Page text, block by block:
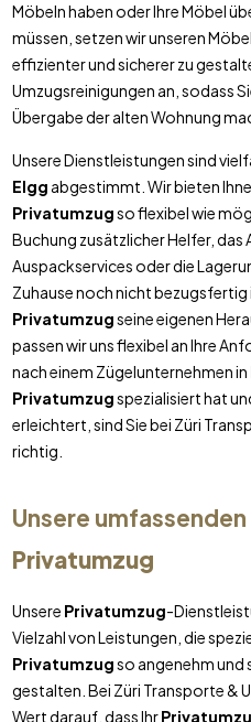
Möbeln haben oder Ihre Möbel
müssen, setzen wir unseren
effizienter und sicherer zu
Umzugsreinigungen an, sodass
Übergabe der alten Wohnung
Unsere Dienstleistungen sind
Elgg abgestimmt. Wir bieten
Privatumzugso flexibel wie
Buchung zusätzlicher Helfer, das
Auspackservices oder die
Zuhause noch nicht bezugsfertig
Privatumzugseine eigenen
passen wir uns flexibel an Ihre
nach einem Zügelunternehmen in
Privatumzugspezialisiert hat
erleichtert, sind Sie bei Züri
richtig.
Unsere
Privatumzug
Unsere Privatumzug-
Vielzahl von Leistungen, die
Privatumzugso angenehm und
gestalten. Bei Züri Transporte &
Wert darauf, dass Ihr